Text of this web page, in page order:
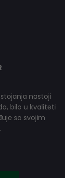
nastoji
bilo u kvaliteti
sa svojim